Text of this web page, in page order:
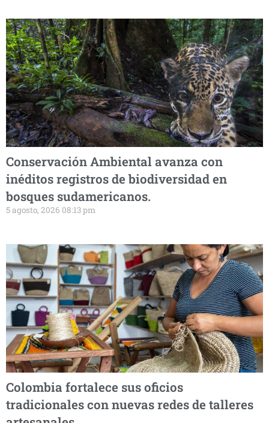
Conservación Ambiental avanza con
inéditos registros de biodiversidad en
bosques sudamericanos.
5 agosto, 2026 08:13 pm
Colombia fortalece sus oficios
tradicionales con nuevas redes de talleres